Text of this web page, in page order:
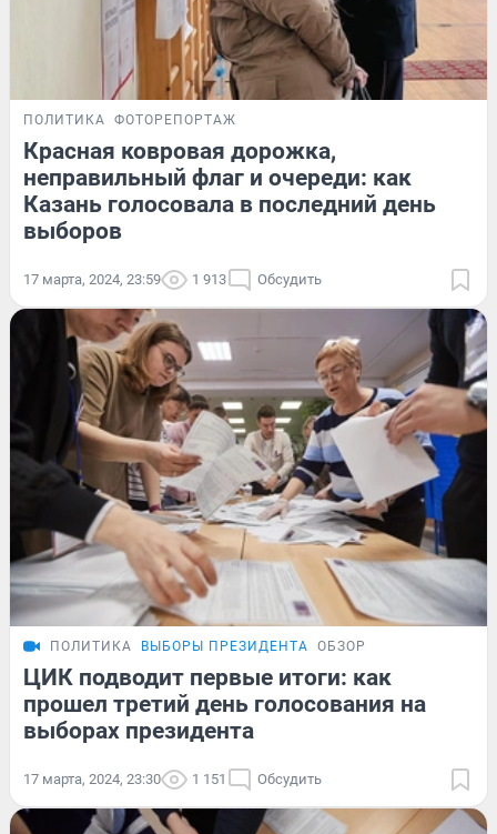
ПОЛИТИКА ФОТОРЕПОРТАЖ
Красная ковровая дорожка,
неправильный флаг и очереди: как
Казань голосовала в последний день
выборов
17 марта, 2024, 23:59 1 913 Обсудить
ПОЛИТИКА ВЫБОРЫ ПРЕЗИДЕНТА ОБЗОР
ЦИК подводит первые итоги: как
прошел третий день голосования на
выборах президента
17 марта, 2024, 23:30 1 151 Обсудить